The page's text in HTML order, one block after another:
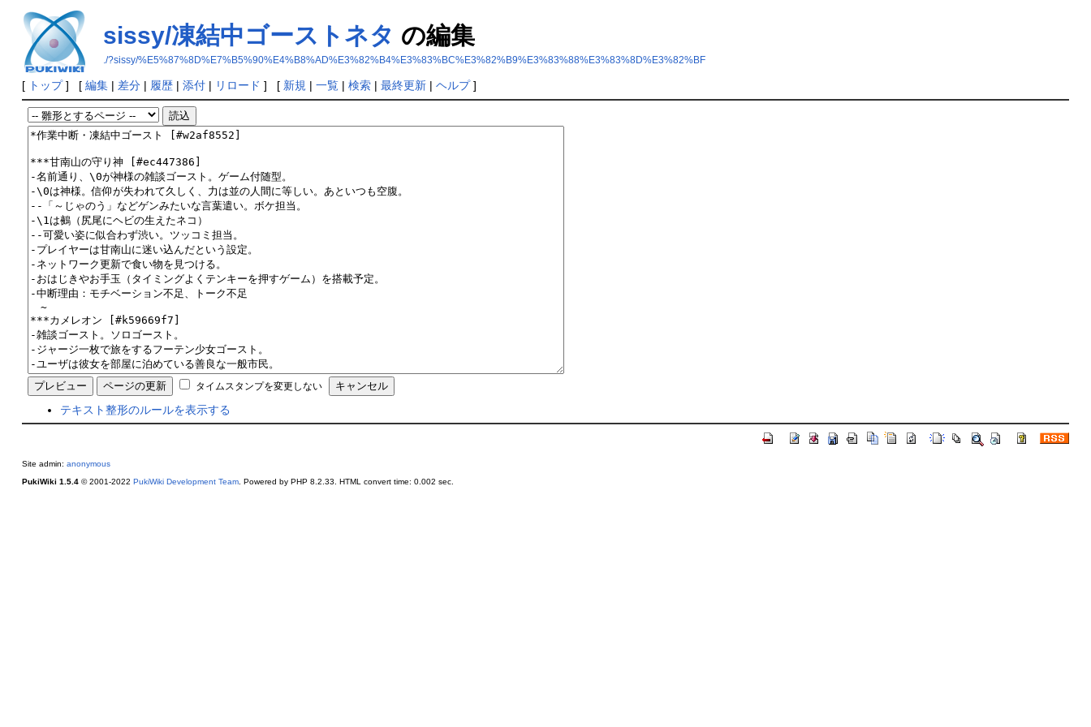
sissy/凍結中ゴーストネタ の編集
./?sissy/%E5%87%8D%E7%B5%90%E4%B8%AD%E3%82%B4%E3%83%BC%E3%82%B9%E3%83%88%E3%83%8D%E3%82%BF
[ トップ] [ 編集| 差分| 履歴| 添付| リロード ] [ 新規 | 一覧| 検索| 最終更新| ヘルプ]
タイムスタンプを変更しない
テキスト整形のルールを表示する
Site admin: anonymous
PukiWiki 1.5.4© 2001-2022 PukiWiki Development Team. Powered by PHP 8.2.33. HTML convert time: 0.002 sec.